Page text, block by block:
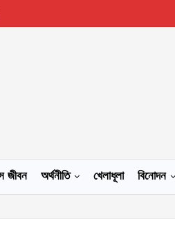
জীবন অর্থনীতি খেলাধূলা বিনোদন